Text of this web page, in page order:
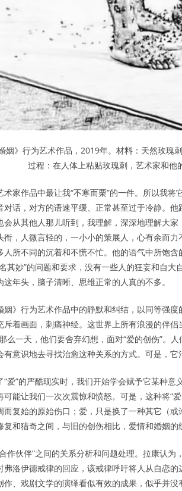
姻》行为艺术作品，2019年。材料：天然玫瑰
过程：在人体上粘贴玫瑰刺，艺术家和他
术家作品中最让我“不寒而栗”的一件。所以我
对话，对方的语速平缓、正常甚至过于冷静。
会从其他人那儿听到，我理解，深深地理解大
衔，人微言轻的，一小小的策展人，心有余而
人所不同的沉着和不慌不忙。他的语气中所饱
其妙”的问题和要求，没有一些人的狂妄和自
年头，脑子清晰、思维正常的人真的不多。
姻》行为艺术作品中的静默和纠结，以同等强
斥着画面，刺痛神经。这世界上所有浪漫的伴
么一天，他们要舍弃幻想，面对“爱的创伤”。
有意识地去寻找治愈这种关系的方式。可是，它
“爱”的严酷现实时，我们开始学会赋予它某种
能让我们一次次震惊和愤怒。可是，这种将“
而复始的原始伤口；爱，只是换了一种其它（
复和猎奇之间，与旧的创伤相比，爱情和婚姻
作伙伴”之间的关系分析和问题处理。拉康认为
弗洛伊德戒律的回应，该戒律呼吁将人从自恋
作、戏剧文学的演绎看似有效的成果，似乎并